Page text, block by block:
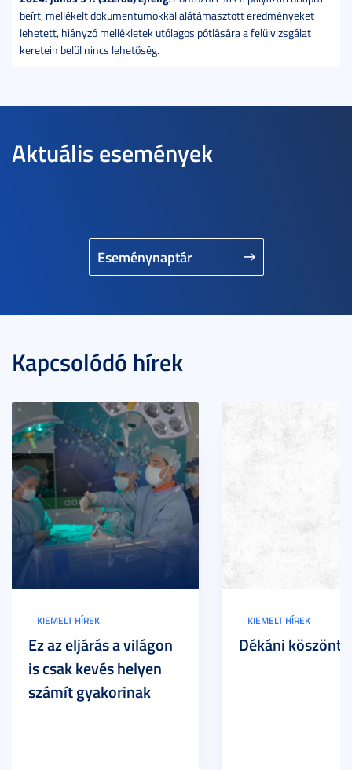
beírt, mellékelt dokumentumokkal alátámasztott eredményeket
lehetett, hiányzó mellékletek utólagos pótlására a felülvizsgálat
keretein belül nincs lehetőség.
Aktuális események
Eseménynaptár
Kapcsolódó hírek
KIEMELT HÍREK
Ez az eljárás a világon
is csak kevés helyen
számít gyakorinak
KIEMELT HÍREK
Dékáni köszöntő